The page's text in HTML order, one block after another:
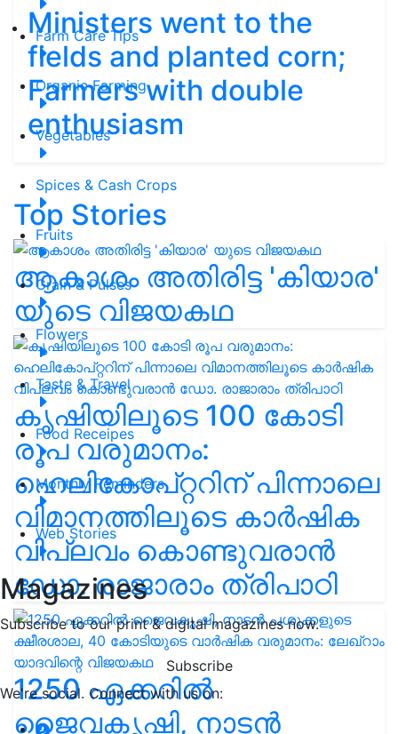
Farm Care Tips
Organic Farming
Vegetables
Spices & Cash Crops
Fruits
Grain & Pulses
Flowers
Taste & Travel
Food Receipes
Monthly Reminders
Web Stories
Magazines
Subscribe to our print & digital magazines now.
Subscribe
We're social. Connect with us on:
Ministers went to the
fields and planted corn;
Farmers with double
enthusiasm
Top Stories
ആകാശം അതിരിട്ട 'കിയാര'
യുടെ വിജയകഥ
കൃഷിയിലൂടെ 100 കോടി
രൂപ വരുമാനം:
ഹെലികോപ്റ്ററിന് പിന്നാലെ
വിമാനത്തിലൂടെ കാർഷിക
വിപ്ലവം കൊണ്ടുവരാൻ
ഡോ. രാജാരാം ത്രിപാഠി
1250 ഏക്കറിൽ
ജൈവകൃഷി, നാടൻ